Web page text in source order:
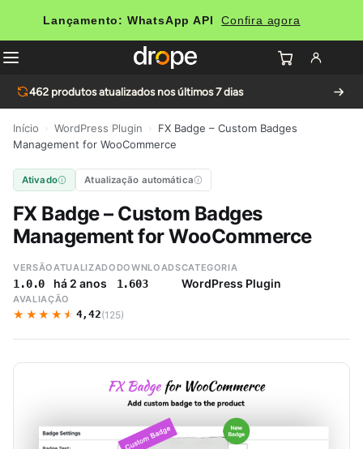
Lançamento: WhatsApp API Confira agora
462 produtos atualizados nos últimos 7 dias
Início WordPress Plugin
FX Badge – Custom Badges
Management for WooCommerce
Ativado Atualização automática
FX Badge – Custom Badges
Management for WooCommerce
VERSÃO
1.0.0
ATUALIZADO
há 2 anos
DOWNLOADS
1.603
CATEGORIA
WordPress Plugin
AVALIAÇÃO
★★★★★
★★★★★ 4,42(125)